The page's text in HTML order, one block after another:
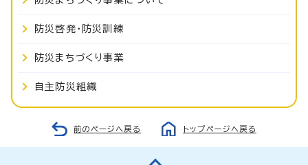
防災啓発・防災訓練
防災まちづくり事業
自主防災組織
前のページへ戻る トップページへ戻る